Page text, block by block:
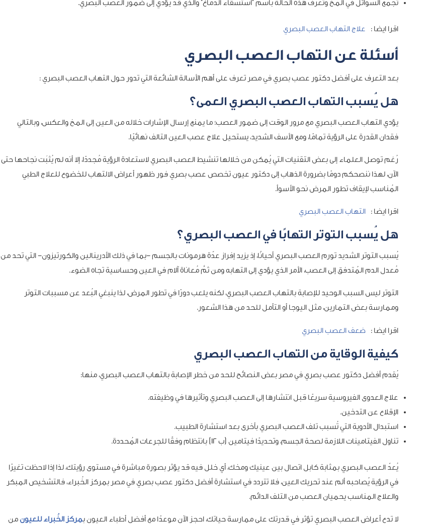
تجمع السوائل في المخ وتُعرف هذه الحالة باسم “استسقاء الدماغ” والذي قد يؤدي إلى ضمور العصب البصري.
اقرا ايضا : علاج التهاب العصب البصري
أسئلة عن التهاب العصب البصري
بعد التعرف على أفضل دكتور عصب بصري في مصر تعرف على أهم الأسالة الشائعة التي تدور حول التهاب العصب البصري :
هل يُسبب التهاب العصب البصري العمى؟
يؤدي التهاب العصب البصري مع مرور الوقت إلى ضمور العصب؛ ما يمنع إرسال الإشارات خلاله من العين إلى المخ والعكس، وبالتالي
فقدان القدرة على الرؤية تمامًا، ومع الأسف الشديد، يستحيل علاج عصب العين التالف نهائيًا.
رُغم توصل العلماء إلى بعض التقنيات التي يُمكن من خلالها تنشيط العصب البصري لاستعادة الرؤية مُجددًا، إلا أنه لم يُثبَت نجاحها حتى
الآن، لهذا ننصحكم دومًا بضرورة الذهاب إلى دكتور عيون تخصص عصب بصري فور ظهور أعراض الالتهاب للخضوع للعلاج الطبي
المُناسب لإيقاف تطور المرض نحو الأسوأ.
اقرا ايضا :التهاب العصب البصري
هل يُسبب التوتر التهابًا في العصب البصري؟
يُسبب التوتر الشديد تورم العصب البصري أحيانًا، إذ يزيد إفراز عدّة هرمونات بالجسم -بما في ذلك الأدرينالين والكورتيزون- التي تحد من
مُعدل الدم المُتدفق إلى العصب، الأمر الذي يؤدي إلى التهابه ومن ثمَّ مُعاناة آلام في العين وحساسية تجاه الضوء.
التوتر ليس السبب الوحيد للإصابة بالتهاب العصب البصري، لكنه يلعب دورًا في تطور المرض، لذا ينبغي البُعد عن مسببات التوتر
وممارسة بعض التمارين، مثل اليوجا أو التأمل للحد من هذا الشعور.
اقرا ايضا :ضعف العصب البصري
كيفية الوقاية من التهاب العصب البصري
يُقدم أفضل دكتور عصب بصري في مصر بعض النصائح للحد من خطر الإصابة بالتهاب العصب البصري، منها:
علاج العدوى الفيروسية سريعًا قبل انتشارها إلى العصب البصري وتأثيرها في وظيفته.
الإقلاع عن التدخين.
استبدال الأدوية التي تُسبب تلف العصب البصري بأخرى بعد استشارة الطبيب.
تناول الفيتامينات اللازمة لصحة الجسم، وتحديدًا فيتامين (ب 12) بانتظام وفقًا للجرعات المُحددة.
يُعدّ العصب البصري بمثابة كابل اتصال بين عينيك ومخك، أي خلل فيه قد يؤثر بصورة مباشرة في مستوى رؤيتك، لذا إذا لاحظت تغيرًا
في الرؤية يُصاحبه ألم عند تحريك العين، فلا تتردد في استشارة أفضل دكتور عصب بصري في مصر بمركز الخُبراء، فالتشخيص المبكر
والعلاج المناسب يحميان العصب من التلف الدائم.
لا تدع أعراض العصب البصري تؤثر في قدرتك على ممارسة حياتك، احجز الآن موعدًا مع أفضل أطباء العيون بمركز الخُبراء للعيونمن